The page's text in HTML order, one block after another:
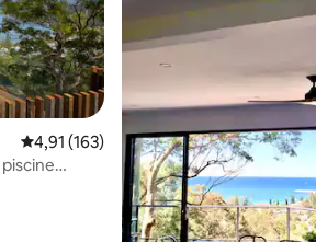
Évaluation moyenne sur la base de
4,91 (163)